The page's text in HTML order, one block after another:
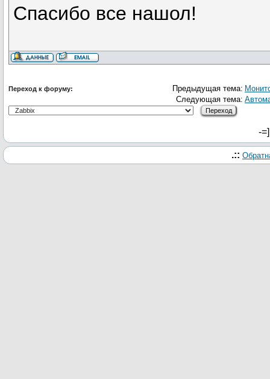
Спасибо все нашол!
Предыдущая тема:
Следующая тема:
Переход к форуму:
-
.::